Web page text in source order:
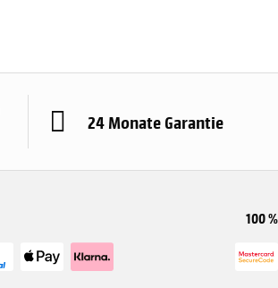
24 Monate Garantie
100